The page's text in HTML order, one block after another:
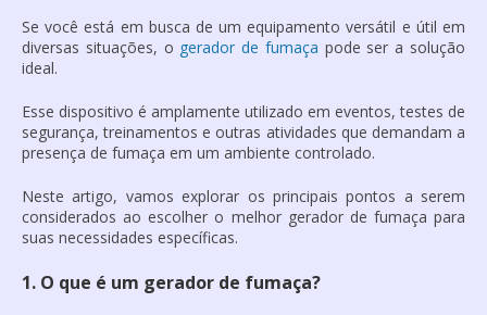
Se você está em busca de um equipamento versátil e útil em
diversas situações, o gerador de fumaça pode ser a solução
ideal.
Esse dispositivo é amplamente utilizado em eventos, testes de
segurança, treinamentos e outras atividades que demandam a
presença de fumaça em um ambiente controlado.
Neste artigo, vamos explorar os principais pontos a serem
considerados ao escolher o melhor gerador de fumaça para
suas necessidades específicas.
1. O que é um gerador de fumaça?